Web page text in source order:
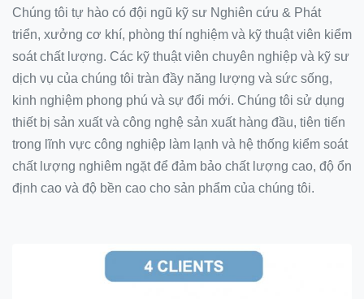
Chúng tôi tự hào có đội ngũ kỹ sư Nghiên cứu & Phát
triển, xưởng cơ khí, phòng thí nghiệm và kỹ thuật viên kiểm
soát chất lượng. Các kỹ thuật viên chuyên nghiệp và kỹ sư
dịch vụ của chúng tôi tràn đầy năng lượng và sức sống,
kinh nghiệm phong phú và sự đổi mới. Chúng tôi sử dụng
thiết bị sản xuất và công nghệ sản xuất hàng đầu, tiên tiến
trong lĩnh vực công nghiệp làm lạnh và hệ thống kiểm soát
chất lượng nghiêm ngặt để đảm bảo chất lượng cao, độ ổn
định cao và độ bền cao cho sản phẩm của chúng tôi.